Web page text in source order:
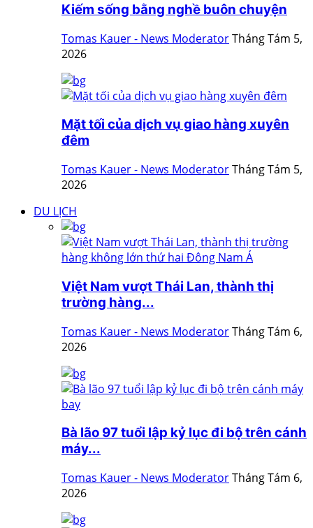
Kiếm sống bằng nghề buôn chuyện
Tomas Kauer - News ModeratorTháng Tám 5,
2026
Mặt tối của dịch vụ giao hàng xuyên
đêm
Tomas Kauer - News ModeratorTháng Tám 5,
2026
DU LỊCH
Việt Nam vượt Thái Lan, thành thị
trường hàng...
Tomas Kauer - News ModeratorTháng Tám 6,
2026
Bà lão 97 tuổi lập kỷ lục đi bộ trên cánh
máy...
Tomas Kauer - News ModeratorTháng Tám 6,
2026